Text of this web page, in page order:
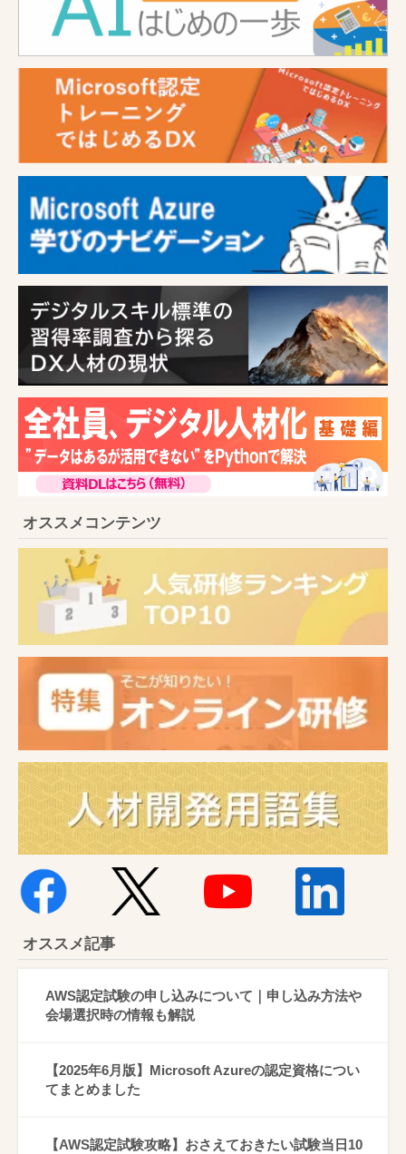
オススメコンテンツ
オススメ記事
AWS認定試験の申し込みについて｜申し込み方法や
会場選択時の情報も解説
【2025年6月版】Microsoft Azureの認定資格につい
てまとめました
【AWS認定試験攻略】おさえておきたい試験当日10